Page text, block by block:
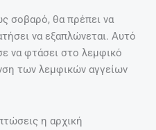
σοβαρό, θα πρέπει να
να εξαπλώνεται. Αυτό
να φτάσει στο λεμφικό
των λεμφικών αγγείων
η αρχική